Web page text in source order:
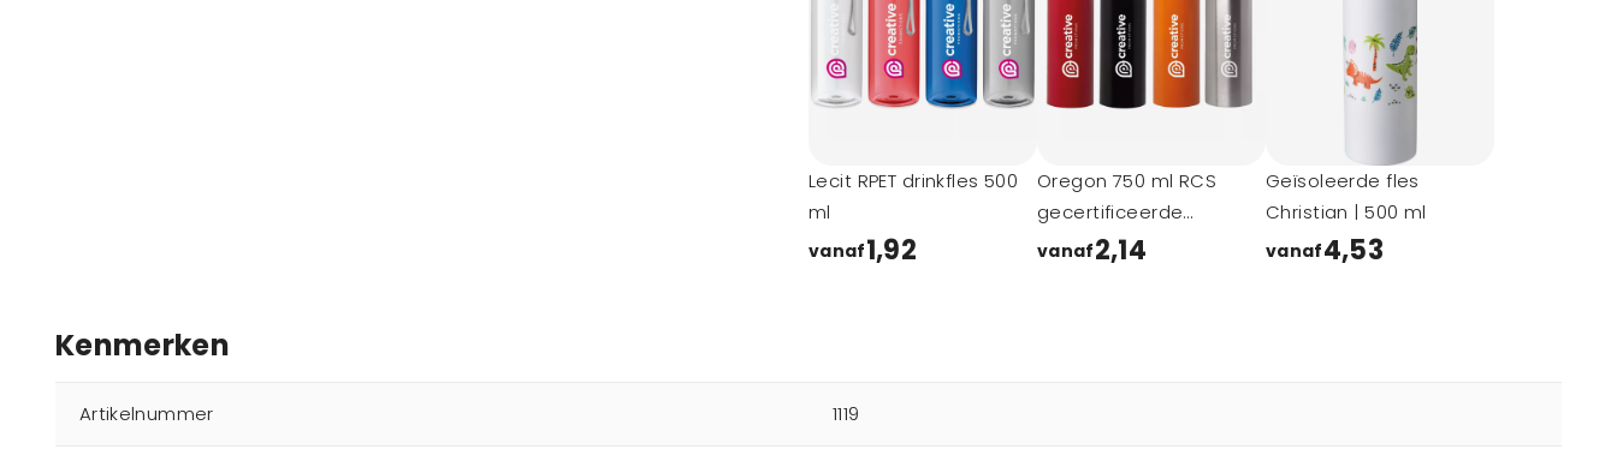
Lecit RPET drinkfles 500
ml
vanaf1,92
Oregon 750 ml RCS
gecertificeerde
enkelwandige
vanaf2,14
Geïsoleerde fles
Christian | 500 ml
vanaf4,53
Kenmerken
Artikelnummer 1119